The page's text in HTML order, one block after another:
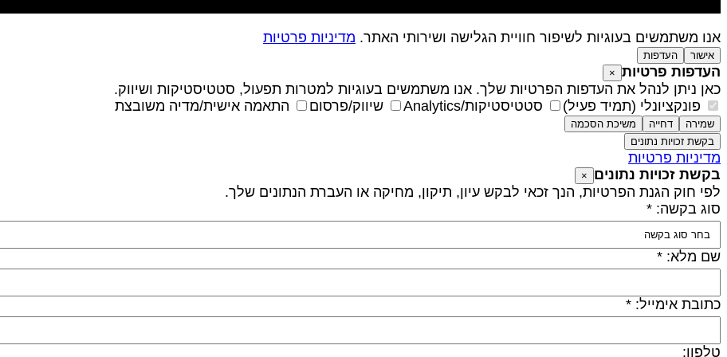
אנו משתמשים בעוגיות לשיפור חוויית הגלישה ושירותי האתר. מדיניות פרטיות
אישור העדפות
העדפות פרטיות ×
כאן ניתן לנהל את העדפות הפרטיות שלך. אנו משתמשים בעוגיות למטרות תפעול, סטטיסטיקות ושיווק.
פונקציונלי (תמיד פעיל)
סטטיסטיקות/Analytics שיווק/פרסום התאמה אישית/מדיה משובצת
שמירה דחייה
משיכת הסכמה
בקשת זכויות נתונים
מדיניות פרטיות
בקשת זכויות נתונים
×
לפי חוק הגנת הפרטיות, הנך זכאי לבקש עיון, תיקון, מחיקה או העברת הנתונים שלך.
סוג בקשה: *
שם מלא: *
כתובת אימייל: *
טלפון: